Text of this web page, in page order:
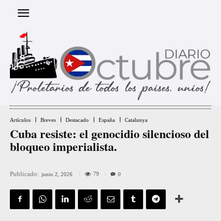
Artículos Breves Destacado España Catalunya
Cuba resiste: el genocidio silencioso del
bloqueo imperialista.
Publicado: junio 2, 2026 79 0